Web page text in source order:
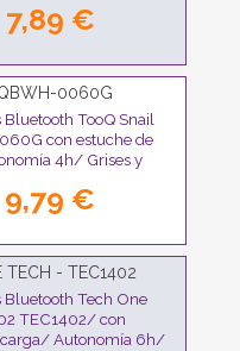
7,89 €
0060G
TooQ Snail
con estuche de
4h/ Grises y
9,79 €
TECH - TEC1402
Tech One
TEC1402/ con
carga/ Autonomía 6h/